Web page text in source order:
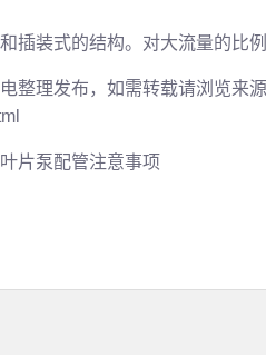
插装式的结构。对大流量的比
整理发布，如需转载请浏览来
片泵配管注意事项